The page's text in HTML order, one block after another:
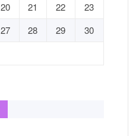
20 21 22
23
27 28 29
30